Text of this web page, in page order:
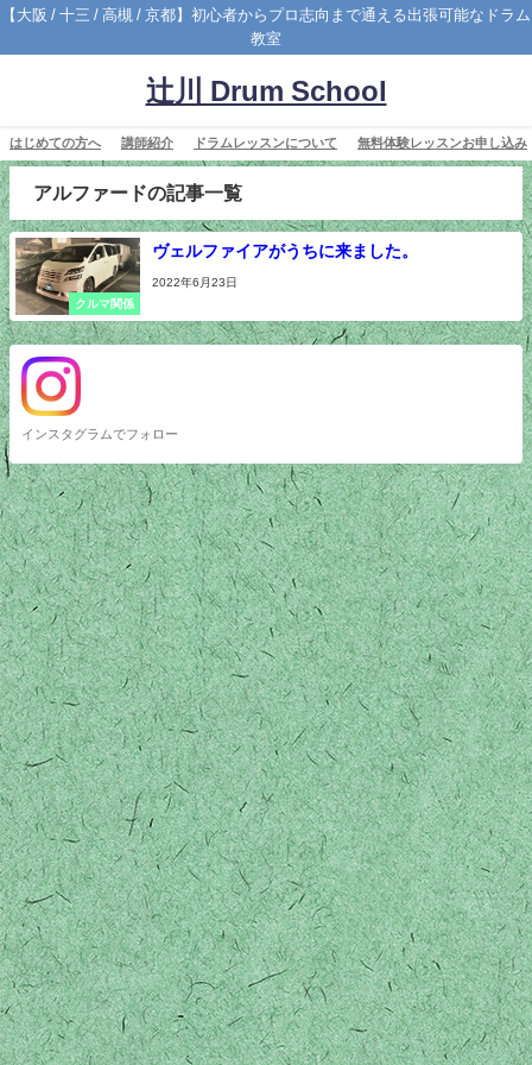
【大阪 / 十三 / 高槻 / 京都】初心者からプロ志向まで通える出張可能なドラム
教室
辻川 Drum School
はじめての方へ 講師紹介 ドラムレッスンについて 無料体験レッスンお申し込み
アルファードの記事一覧
クルマ関係
ヴェルファイアがうちに来ました。
2022年6月23日
インスタグラムでフォロー